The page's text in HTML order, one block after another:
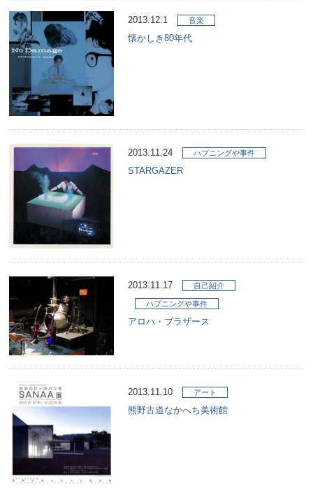
2013.12.1 音楽
懐かしき80年代
2013.11.24 ハプニングや事件
STARGAZER
2013.11.17 自己紹介
ハプニングや事件
アロハ・ブラザース
2013.11.10 アート
熊野古道なかへち美術館